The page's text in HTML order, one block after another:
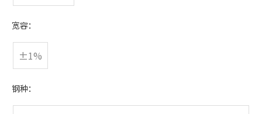
宽容：
±1%
钢种：